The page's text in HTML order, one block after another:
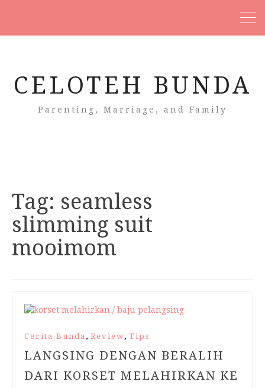
CELOTEH BUNDA
Parenting, Marriage, and Family
Tag: seamless
slimming suit
mooimom
Cerita Bunda , Review , Tips
LANGSING DENGAN BERALIH
DARI KORSET MELAHIRKAN KE